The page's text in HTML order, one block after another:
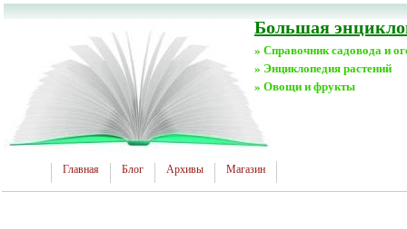
Большая
» Справочник садовода и
» Энциклопедия растений
» Овощи и фрукты
Главная Блог Архивы Магазин